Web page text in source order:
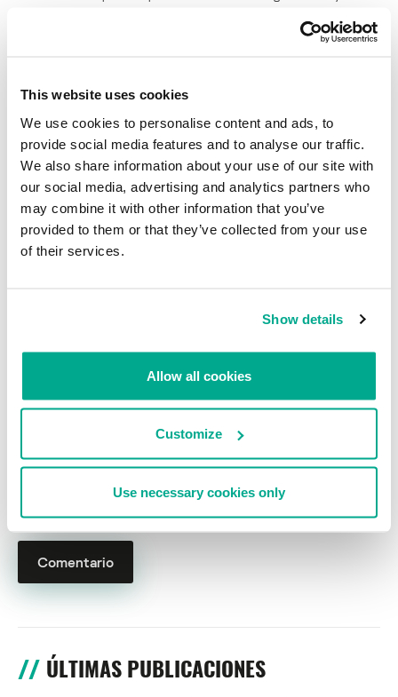
This website uses cookies
We use cookies to personalise content and ads, to
provide social media features and to analyse our traffic.
We also share information about your use of our site with
our social media, advertising and analytics partners who
may combine it with other information that you’ve
provided to them or that they’ve collected from your use
of their services.
Show details
Allow all cookies
Customize
Use necessary cookies only
XSS MARTES DE PARCHES
Actualizaciones de Microsoft, agosto de
2013: parches para vulnerabilidades críticas
en IE, análisis sintácticos de fuentes de
Su dirección de correo electrónico no será publicada.
Los
Nombre* Correo electrónico*
ÚLTIMAS PUBLICACIONES